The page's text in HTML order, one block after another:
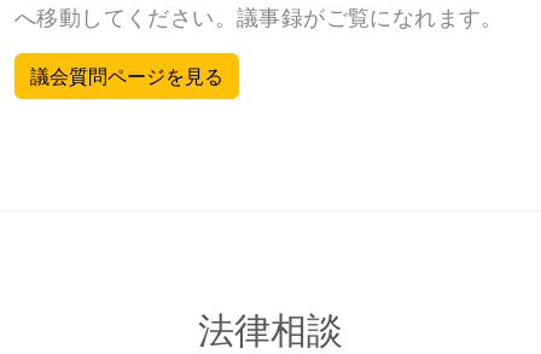
へ移動してください。議事録がご覧になれます。
議会質問ページを見る
法律相談